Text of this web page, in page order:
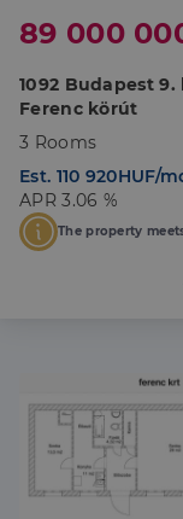
89 000
1092 Budapest
Ferenc körút
3 Rooms
Est. 110 920HUF/
APR 3.06 %
The property